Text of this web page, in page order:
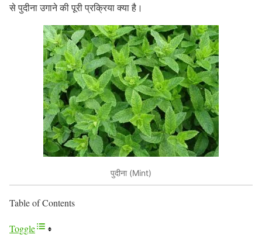
से पुदीना उगाने की पूरी प्रक्रिया क्या है।
पुदीना (Mint)
Table of Contents
Toggle